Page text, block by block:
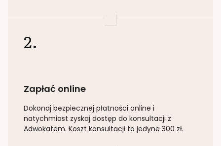
2.
Zapłać online
Dokonaj bezpiecznej płatności online i
natychmiast zyskaj dostęp do konsultacji z
Adwokatem. Koszt konsultacji to jedyne 300 zł.